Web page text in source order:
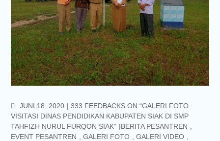
JUNI 18, 2020 COMMENTS
333 FEEDBACKS ON “GALERI FOTO:
VISITASI DINAS PENDIDIKAN KABUPATEN SIAK DI SMP
TAHFIZH NURUL FURQON SIAK”
BERITA PESANTREN
EVENT PESANTREN
,GALERI FOTO ,GALERI VIDEO